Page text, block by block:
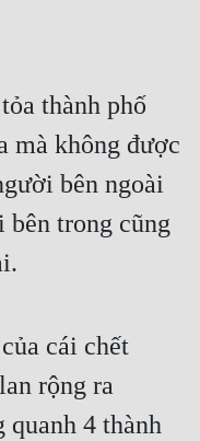
thành phố
mà không được
bên ngoài
bên trong cũng
cái chết
rộng ra
quanh 4 thành